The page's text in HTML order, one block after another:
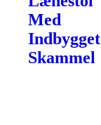
Med
Indbygget
Skammel